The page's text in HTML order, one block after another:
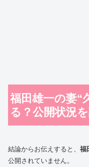
福田雄一の妻“
る？公開状況
結論からお伝えすると、 福
公開されていません。